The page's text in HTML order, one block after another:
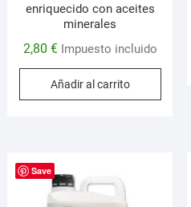
enriquecido con aceites
minerales
2,80 € Impuesto incluido
Añadir al carrito
Save